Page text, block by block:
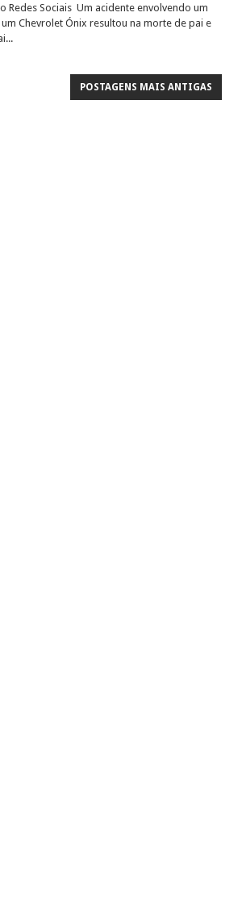
Redes Sociais Um acidente envolvendo um
um Chevrolet Ónix resultou na morte de pai e
POSTAGENS MAIS ANTIGAS